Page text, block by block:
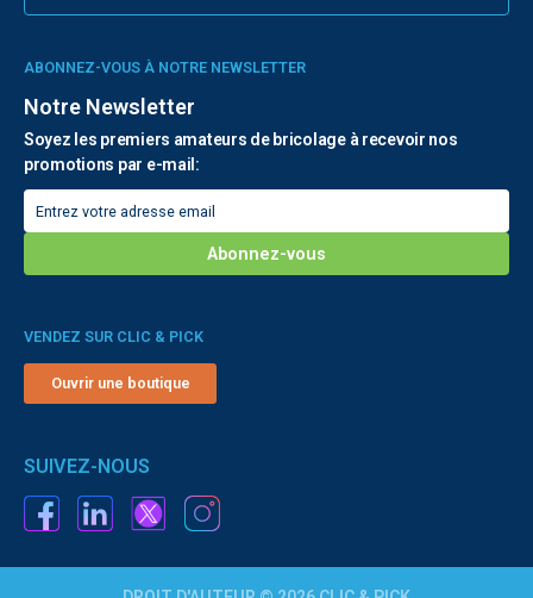
ABONNEZ-VOUS À NOTRE NEWSLETTER
Notre Newsletter
Soyez les premiers amateurs de bricolage à recevoir nos
promotions par e-mail:
VENDEZ SUR CLIC & PICK
Ouvrir une boutique
SUIVEZ-NOUS